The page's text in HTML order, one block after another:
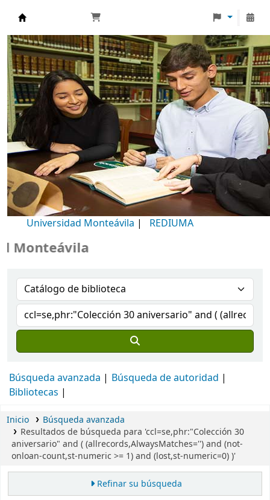
Biblioteca Universidad Monteávila
Universidad Monteávila | REDIUMA
Búsqueda avanzada
Búsqueda de autoridad
Bibliotecas
Inicio
Búsqueda avanzada
Resultados de búsqueda para 'ccl=se,phr:"Colección 30
aniversario" and ( (allrecords,AlwaysMatches='') and (not-
onloan-count,st-numeric >= 1) and (lost,st-numeric=0) )'
Refinar su búsqueda